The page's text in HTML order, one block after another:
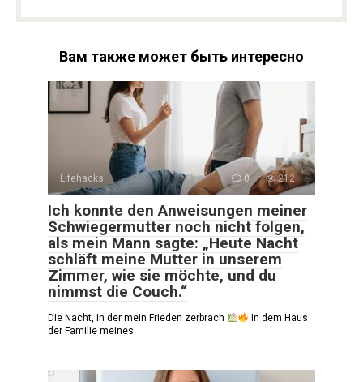
Вам также может быть интересно
Lifehacks 0 212
Ich konnte den Anweisungen meiner
Schwiegermutter noch nicht folgen,
als mein Mann sagte: „Heute Nacht
schläft meine Mutter in unserem
Zimmer, wie sie möchte, und du
nimmst die Couch.“
Die Nacht, in der mein Frieden zerbrach
In dem Haus
der Familie meines